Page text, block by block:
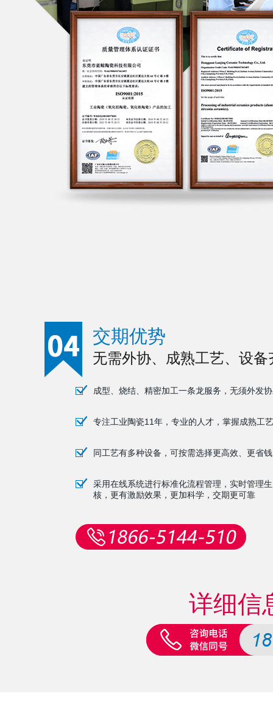
交期优势
无需外协、成熟工艺、设
成型、烧结、精密加工一条龙服务，无须外发
专注工业陶瓷11年，专业的人才，掌握成熟工
同工艺有多种设备，可按需选择更高效、更省
采用在线系统进行标准化流程管理，实时管理
核，更有激励效果，更加科学，交期更可靠
详细信